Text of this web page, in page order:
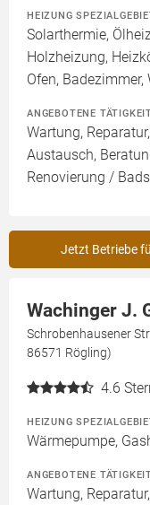
HEIZUNG
Solarthermie,
Holzheizung,
Ofen,
ANGEBOTENE
Wartung,
Austausch,
Renovierung /
Jetzt Betriebe
Wachinger J.
Schrobenhausener
86571 Rögling)
4.6
HEIZUNG
Wärmepumpe,
ANGEBOTENE
Wartung,